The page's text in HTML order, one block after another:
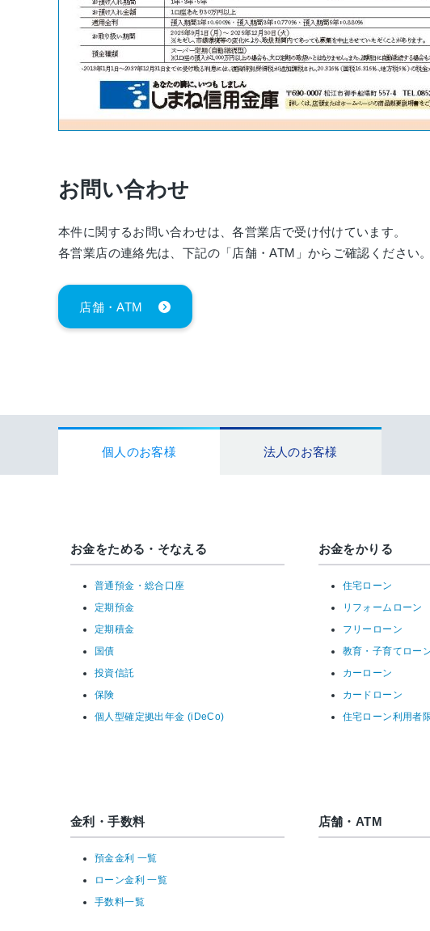
お問い合わせ
本件に関するお問い合わせは、各営業店で受け付けています。
各営業店の連絡先は、下記の「店舗・ATM 」からご確認ください。
店舗・ATM
個人のお客様 法人のお客様
お金をためる・そなえる
普通預金・総合口座
定期預金
定期積金
国債
投資信託
保険
個人型確定拠出年金 (iDeCo)
お金をかりる
住宅ローン
リフォームローン
フリーローン
教育・子育てロー
カーローン
カードローン
住宅ローン利用者
金利・手数料
預金金利 一覧
ローン金利 一覧
手数料一覧
店舗・ATM